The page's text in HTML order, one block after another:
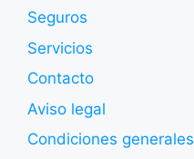
Seguros
Servicios
Contacto
Aviso legal
Condiciones generales